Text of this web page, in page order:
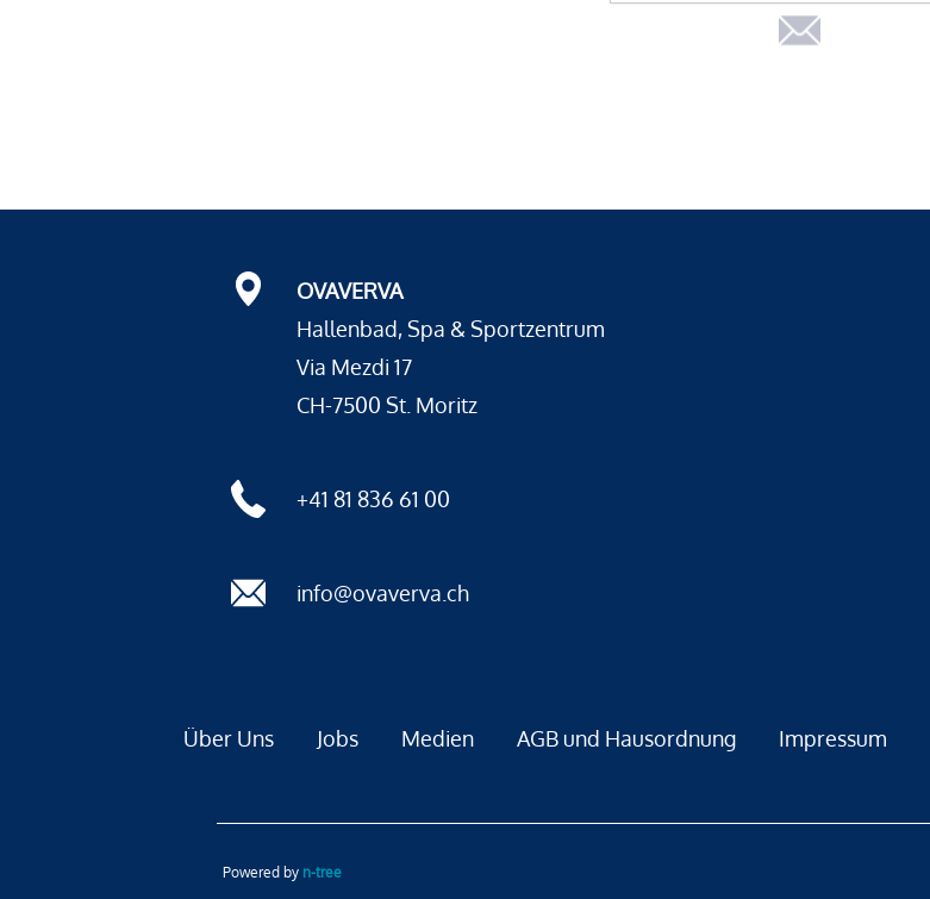
OVAVERVA
Hallenbad, Spa & Sportzentrum
Via Mezdi 17
CH-7500 St. Moritz
+41 81 836 61 00
info@ovaverva.ch
Über Uns Jobs Medien AGB und Hausordnung Impressum
Powered by n-tree